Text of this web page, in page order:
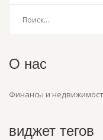
О нас
Финансы и
виджет тегов